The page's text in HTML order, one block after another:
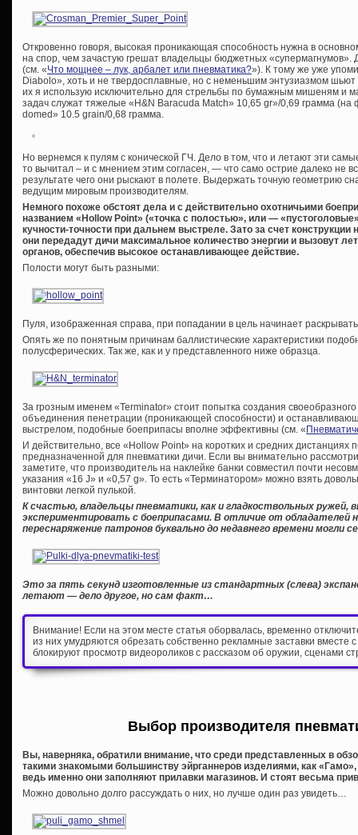
Откровенно говоря, высокая проникающая способность нужна в
на спор, чем зачастую грешат владельцы бюджетных
(см. «Что мощнее – лук, арбалет или пневматика?»). К тому же уже
Diabolo», хоть и не твердосплавные, но с неменьшим энтузиазмом
их я использую исключительно для стрельбы по бумажным мишеням и
задач служат тяжелые «H&N Baracuda Match» 10,65 gr»/0,69 грамма
domed» 10.5 grain/0,68 грамма.
Но вернемся к пулям с конической ГЧ. Дело в том, что и летают эти
то вычитал – и с мнением этим согласен, — что само острие далеко не
результате чего они рыскают в полете. Выдержать точную геометрию
ведущим мировым производителям.
Немного похоже обстоят дела и с действительно охотничьими
названием « Hollow Point» («точка с полостью», или —
кучности-точности при дальнем выстреле. Зато за счет
они передадут дичи максимальное количество энергии и вызовут
органов, обеспечив высокое останавливающее действие.
Полости могут быть разными:
Пуля, изображенная справа, при попадании в цель начинает
Опять же по понятным причинам баллистические характеристики
полусферических. Так же, как и у представленного ниже образца.
За грозным именем «Terminator» стоит попытка создания
объединения пенетрации (проникающей способности) и
выстрелом, подобные боеприпасы вполне эффективны (см. «
И действительно, все «Hollow Point» на коротких и средних дистанциях
предназначенной для пневматики дичи. Если вы внимательно
заметите, что производитель на наклейке банки совместил почти
указания «16 J» и «0,57 g». То есть «Терминатором» можно взять
винтовки легкой пулькой.
К счастью, владельцы пневматики, как и гладкоствольных ружей,
экспериментировать с боеприпасами. В отличие от обладателей
переснаряжение патронов буквально до недавнего времени могли
Это за пять секунд изготовленные из стандартных (слева)
летают — дело другое, но сам факт…
Внимание! Если на этом месте статья оборвалась, временно
из них умудряются обрезать собственно рекламные заставки вместе
блокируют просмотр видеороликов с рассказом об оружии, сценами
Выбор производителя
Вы, наверняка, обратили внимание, что среди представленных в
такими знакомыми большинству эйрганнеров изделиями, как
ведь именно они заполняют прилавки магазинов. И стоят весьма
Можно довольно долго рассуждать о них, но лучше один раз увидеть…